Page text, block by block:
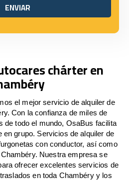
ENVIAR
ENVIAR
chárter en
el mejor servicio de alquiler de
Con la confianza de miles de
de todo el mundo, OsaBus facilita
en grupo. Servicios de alquiler de
con conductor, así como
Nuestra empresa se
ofrecer excelentes servicios de
en toda Chambéry y los